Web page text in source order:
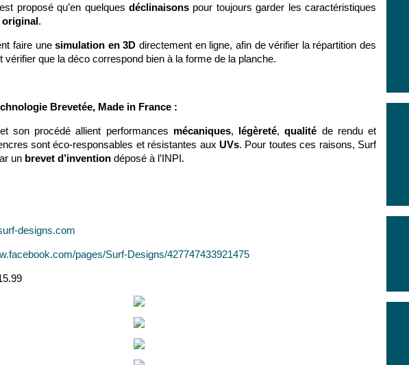
proposé qu’en quelques déclinaisonspour toujours garder les caractéristiques
original.
faire unesimulation en 3D directement en ligne, afin de vérifier la répartition des
vérifier que la déco correspond bien à la forme de la planche.
Brevetée, Made in France :
son procédé allient performances mécaniques, légèreté,qualité de rendu et
sont éco-responsables et résistantes aux UVs. Pour toutes ces raisons, Surf
un brevet d’invention déposé à l’INPI.
designs.com
pages/Surf-Designs/427747433921475